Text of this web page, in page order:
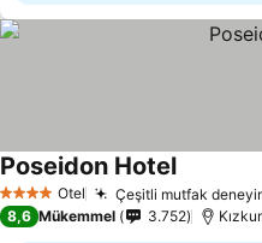
4 Yıldız Otel Çeşitli mutfak
Poseidon Hotel
8,6 Mükemmel 3.752